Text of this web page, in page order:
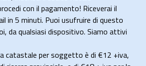
con il pagamento! Riceverai il
in 5 minuti. Puoi usufruire di questo
da qualsiasi dispositivo. Siamo attivi
catastale per soggetto è di €12 +iva,